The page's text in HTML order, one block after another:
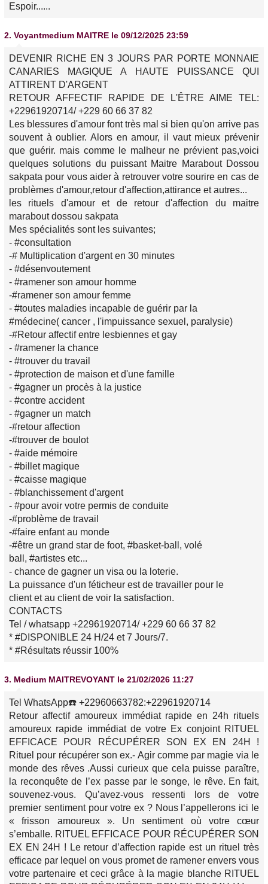
Espoir......
2. Voyantmedium MAITRE le 09/12/2025 23:59
DEVENIR RICHE EN 3 JOURS PAR PORTE MONNAIE
CANARIES MAGIQUE A HAUTE PUISSANCE QUI
ATTIRENT D'ARGENT
RETOUR AFFECTIF RAPIDE DE L'ÊTRE AIME TEL:
+22961920714/ +229 60 66 37 82
Les blessures d'amour font très mal si bien qu'on arrive pas
souvent à oublier. Alors en amour, il vaut mieux prévenir
que guérir. mais comme le malheur ne prévient pas,voici
quelques solutions du puissant Maitre Marabout Dossou
sakpata pour vous aider à retrouver votre sourire en cas de
problèmes d'amour,retour d'affection,attirance et autres...
les rituels d'amour et de retour d'affection du maitre
marabout dossou sakpata
Mes spécialités sont les suivantes;
- #consultation
-# Multiplication d'argent en 30 minutes
- #désenvoutement
- #ramener son amour homme
-#ramener son amour femme
- #toutes maladies incapable de guérir par la
#médecine( cancer , l'impuissance sexuel, paralysie)
-#Retour affectif entre lesbiennes et gay
- #ramener la chance
- #trouver du travail
- #protection de maison et d'une famille
- #gagner un procès à la justice
- #contre accident
- #gagner un match
-#retour affection
-#trouver de boulot
- #aide mémoire
- #billet magique
- #caisse magique
- #blanchissement d'argent
- #pour avoir votre permis de conduite
-#problème de travail
-#faire enfant au monde
-#être un grand star de foot, #basket-ball, volé
ball, #artistes etc...
- chance de gagner un visa ou la loterie.
La puissance d'un féticheur est de travailler pour le
client et au client de voir la satisfaction.
CONTACTS
Tel / whatsapp +22961920714/ +229 60 66 37 82
* #DISPONIBLE 24 H/24 et 7 Jours/7.
* #Résultats réussir 100%
3. Medium MAITREVOYANT le 21/02/2026 11:27
Tel WhatsApp☎️ +22960663782:+22961920714
Retour affectif amoureux immédiat rapide en 24h rituels
amoureux rapide immédiat de votre Ex conjoint RITUEL
EFFICACE POUR RÉCUPÉRER SON EX EN 24H !
Rituel pour récupérer son ex.- Agir comme par magie via le
monde des rêves .Aussi curieux que cela puisse paraître,
la reconquête de l’ex passe par le songe, le rêve. En fait,
souvenez-vous. Qu’avez-vous ressenti lors de votre
premier sentiment pour votre ex ? Nous l’appellerons ici le
« frisson amoureux ». Un sentiment où votre cœur
s’emballe. RITUEL EFFICACE POUR RÉCUPÉRER SON
EX EN 24H ! Le retour d’affection rapide est un rituel très
efficace par lequel on vous promet de ramener envers vous
votre partenaire et ceci grâce à la magie blanche RITUEL